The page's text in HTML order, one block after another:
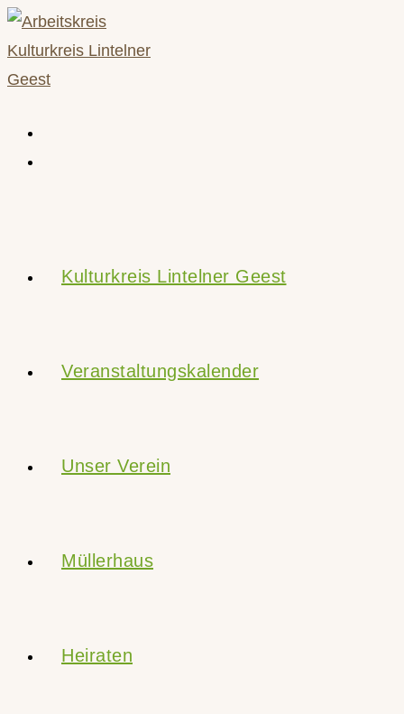
Zum
Inhalt
springen
Kulturkreis Lintelner Geest
Veranstaltungskalender
Unser Verein
Müllerhaus
Heiraten